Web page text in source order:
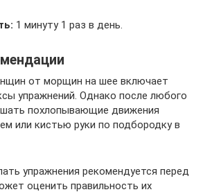
1 минуту 1 раз в день.
от морщин на шее включает
упражнений. Однако после любого
похлопывающие движения
или кистью руки по подбородку в
упражнения рекомендуется перед
оценить правильность их